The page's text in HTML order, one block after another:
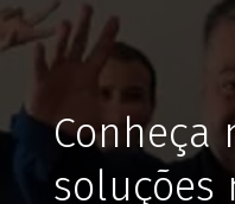
Conheça
soluções